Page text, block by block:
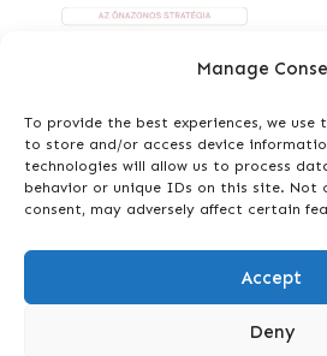
Manage
To provide the best experiences, we use
to store and/or access device
technologies will allow us to process
behavior or unique IDs on this site. Not
consent, may adversely affect certain
Accept
Deny